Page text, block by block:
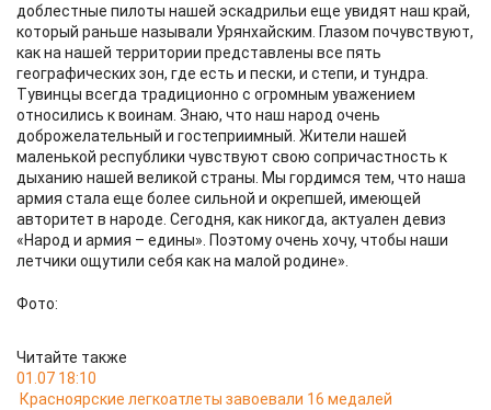
доблестные пилоты нашей эскадрильи еще увидят наш край,
который раньше называли Урянхайским. Глазом почувствуют,
как на нашей территории представлены все пять
географических зон, где есть и пески, и степи, и тундра.
Тувинцы всегда традиционно с огромным уважением
относились к воинам. Знаю, что наш народ очень
доброжелательный и гостеприимный. Жители нашей
маленькой республики чувствуют свою сопричастность к
дыханию нашей великой страны. Мы гордимся тем, что наша
армия стала еще более сильной и окрепшей, имеющей
авторитет в народе. Сегодня, как никогда, актуален девиз
«Народ и армия – едины». Поэтому очень хочу, чтобы наши
летчики ощутили себя как на малой родине».
Фото:
Читайте также
01.07 18:10
Красноярские легкоатлеты завоевали 16 медалей